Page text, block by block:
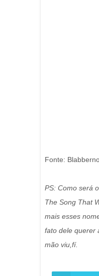
Fonte:
PS: Como será
The Song That
mais esses
fato dele querer
mão viu,fí.